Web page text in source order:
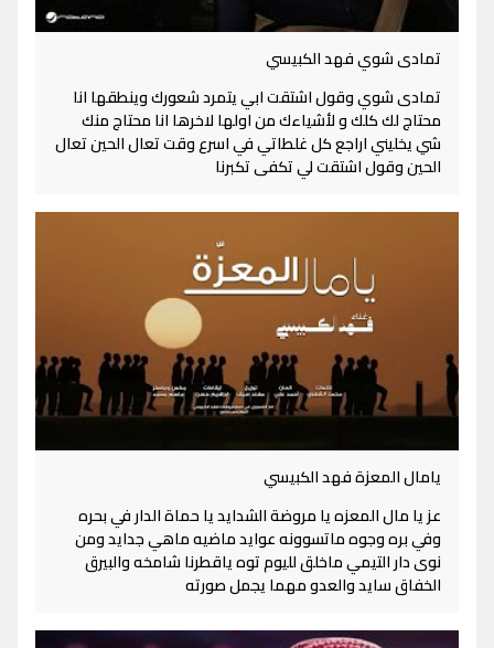
تمادى شوي فهد الكبيسي
تمادى شوي وقول اشتقت ابي يتمرد شعورك وينطقها انا
محتاج لك كلك و لأشياءك من اولها لاخرها انا محتاج منك
شي يخليني اراجع كل غلطاتي في اسرع وقت تعال الحين تعال
الحين وقول اشتقت لي تكفى تكبرنا
يامال المعزة فهد الكبيسي
عز يا مال المعزه يا مروضة الشدايد يا حماة الدار في بحره
وفي بره وجوه ماتسوونه عوايد ماضيه ماهي جدايد ومن
نوى دار التيمي ماخلق لليوم توه ياقطرنا شامخه والبيرق
الخفاق سايد والعدو مهما يجمل صورته